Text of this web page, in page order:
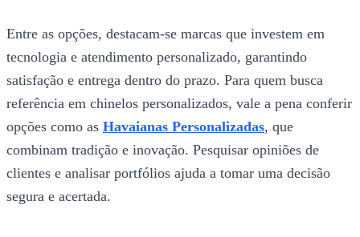
Entre as opções, destacam-se marcas que investem em
tecnologia e atendimento personalizado, garantindo
satisfação e entrega dentro do prazo. Para quem busca
referência em chinelos personalizados, vale a pena conferir
opções como as Havaianas Personalizadas, que
combinam tradição e inovação. Pesquisar opiniões de
clientes e analisar portfólios ajuda a tomar uma decisão
segura e acertada.